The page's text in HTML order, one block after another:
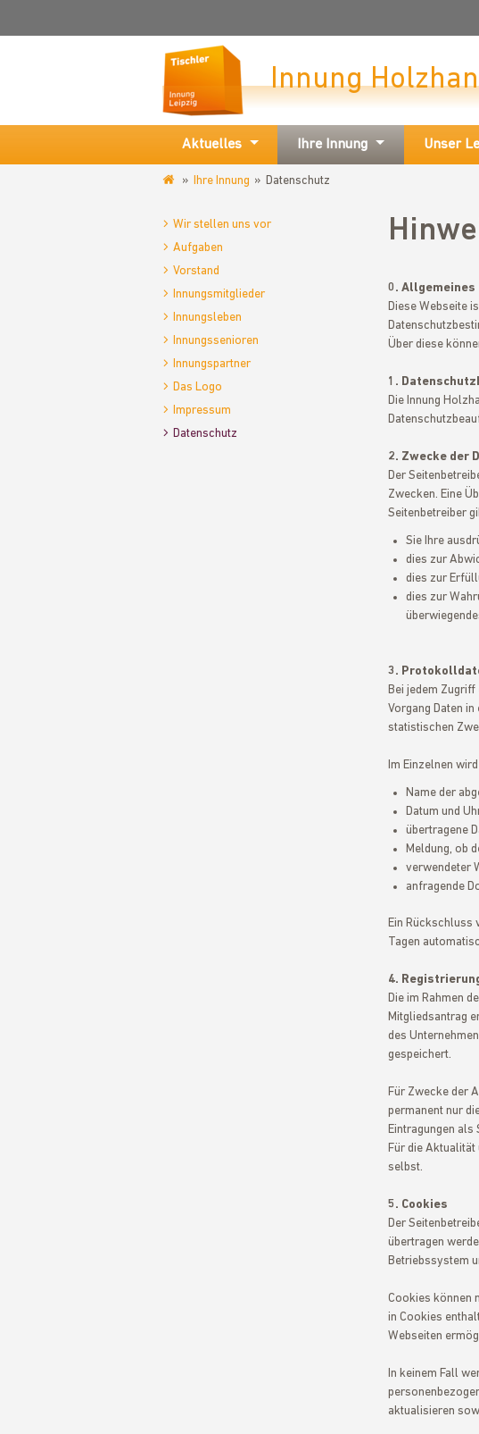
Innung
Aktuelles Ihre Innung Unser
leipzig.de
Ihre Innung Datenschutz
Wir stellen uns vor
Aufgaben
Vorstand
Innungsmitglieder
Innungsleben
Innungssenioren
Innungspartner
Das Logo
Impressum
Datenschutz
0. Allgemeines
Diese Webseite
Über diese
1.
Die Innung
2. Zwecke der
Der
Zwecken. Eine
Seitenbetreiber
Sie Ihre
dies zur
dies zur
dies zur
3.
Bei jedem Zugriff
Vorgang Daten
statistischen
Im Einzelnen
Name der
Datum und
übertragene
Meldung, ob
verwendeter
anfragende
Ein Rückschluss
Tagen
4.
Die im Rahmen
Mitgliedsantrag
des
gespeichert.
Für Zwecke der
permanent nur
Eintragungen als
Für die Aktualität
selbst.
5. Cookies
Der
übertragen
Betriebssystem
Cookies können
in Cookies
Webseiten
In keinem Fall
aktualisieren